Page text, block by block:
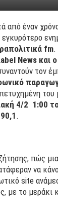
από έναν
εγκυρότερο
fm
News και ο
τον
του
4/2 1:00
.
πώς
να
site
με το μεράκι